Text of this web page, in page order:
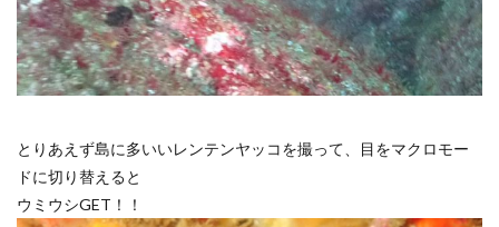
とりあえず島に多いいレンテンヤッコを撮って、目をマクロモー
ドに切り替えると
ウミウシGET！！